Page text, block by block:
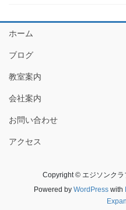
ホーム
ブログ
教室案内
会社案内
お問い合わせ
アクセス
Copyright © エジソンクラ
Powered by WordPresswith